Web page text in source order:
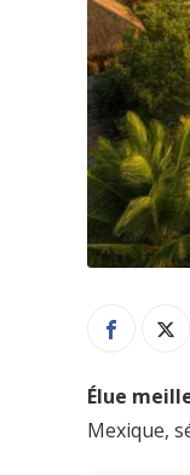
Élue
Mexique,